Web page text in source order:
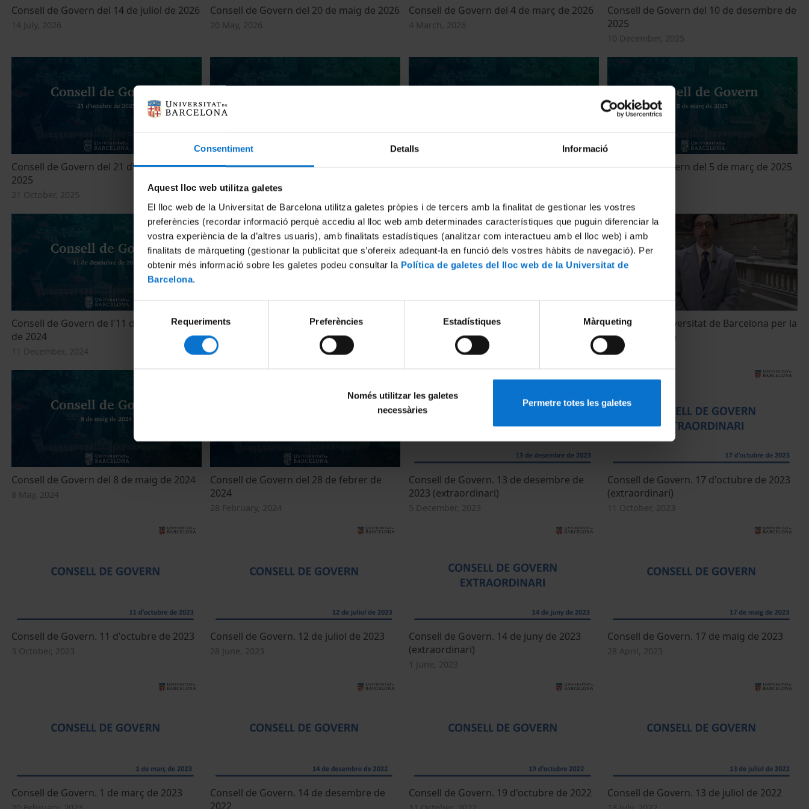
Consentiment Detalls Informació
Aquest lloc web utilitza galetes
El lloc web de la Universitat de Barcelona utilitza galetes pròpies i de tercers amb la finalitat de gestionar les vostres
preferències (recordar informació perquè accediu al lloc web amb determinades característiques que puguin diferenciar la
vostra experiència de la d’altres usuaris), amb finalitats estadístiques (analitzar com interactueu amb el lloc web) i amb
finalitats de màrqueting (gestionar la publicitat que s’ofereix adequant-la en funció dels vostres hàbits de navegació). Per
obtenir més informació sobre les galetes podeu consultar la Política de galetes del lloc web de la Universitat de
Barcelona.
de
consentiment
Requeriments Preferències Estadístiques Màrqueting
Només utilitzar les galetes
necessàries
Permetre totes les galetes
Consell de Govern del 14 de juliol de 2026
14 July, 2026
Consell de Govern del 20 de maig de 2026
20 May, 2026
Consell de Govern del 4 de març de 2026
4 March, 2026
Consell de Govern del 10 de desembre de
2025
10 December, 2025
Consell de Govern del 21 d'octubre de
2025
21 October, 2025
Consell de Govern del 16 de juliol de 2025
16 July, 2025
Consell de Govern del 14 de maig de 2025 Consell de Govern del 5 de març de 2025
Consell de Govern de l'11 de desembre
de 2024
11 December, 2024
Consell de Govern del 9 d'octubre de
2024
9 October, 2024
Consell de Govern del 17 de juliol de 2024
17 July, 2024
Clam de la Universitat de Barcelona per la
pau a Palestina
22 May, 2024
Consell de Govern del 8 de maig de 2024
8 May, 2024
Consell de Govern del 28 de febrer de
2024
28 February, 2024
Consell de Govern. 13 de desembre de
2023 (extraordinari)
5 December, 2023
Consell de Govern. 17 d'octubre de 2023
(extraordinari)
11 October, 2023
Consell de Govern. 11 d'octubre de 2023
3 October, 2023
Consell de Govern. 12 de juliol de 2023
28 June, 2023
Consell de Govern. 14 de juny de 2023
(extraordinari)
1 June, 2023
Consell de Govern. 17 de maig de 2023
28 April, 2023
Consell de Govern. 1 de març de 2023
Consell de Govern. 14 de desembre de
2022
Consell de Govern. 19 d'octubre de 2022 Consell de Govern. 13 de juliol de 2022